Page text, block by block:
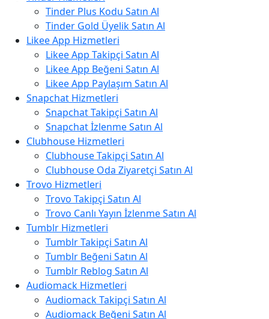
Tinder Plus Kodu Satın Al
Tinder Gold Üyelik Satın Al
Likee App Hizmetleri
Likee App Takipçi Satın Al
Likee App Beğeni Satın Al
Likee App Paylaşım Satın Al
Snapchat Hizmetleri
Snapchat Takipçi Satın Al
Snapchat İzlenme Satın Al
Clubhouse Hizmetleri
Clubhouse Takipçi Satın Al
Clubhouse Oda Ziyaretçi Satın Al
Trovo Hizmetleri
Trovo Takipçi Satın Al
Trovo Canlı Yayın İzlenme Satın Al
Tumblr Hizmetleri
Tumblr Takipçi Satın Al
Tumblr Beğeni Satın Al
Tumblr Reblog Satın Al
Audiomack Hizmetleri
Audiomack Takipçi Satın Al
Audiomack Beğeni Satın Al